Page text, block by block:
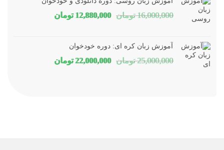
بود.
است.
16,000,000 تومان قیمت
بود.
12,880,000 تومانقیمت
آموزش زبان کره ای: دوره خودخوان
25,000,000 تومان قیمت
22,000,000 تومانقیمت